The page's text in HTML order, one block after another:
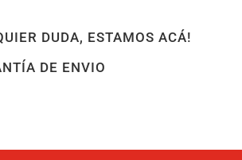
DUDA, ESTAMOS ACÁ!
DE ENVIO